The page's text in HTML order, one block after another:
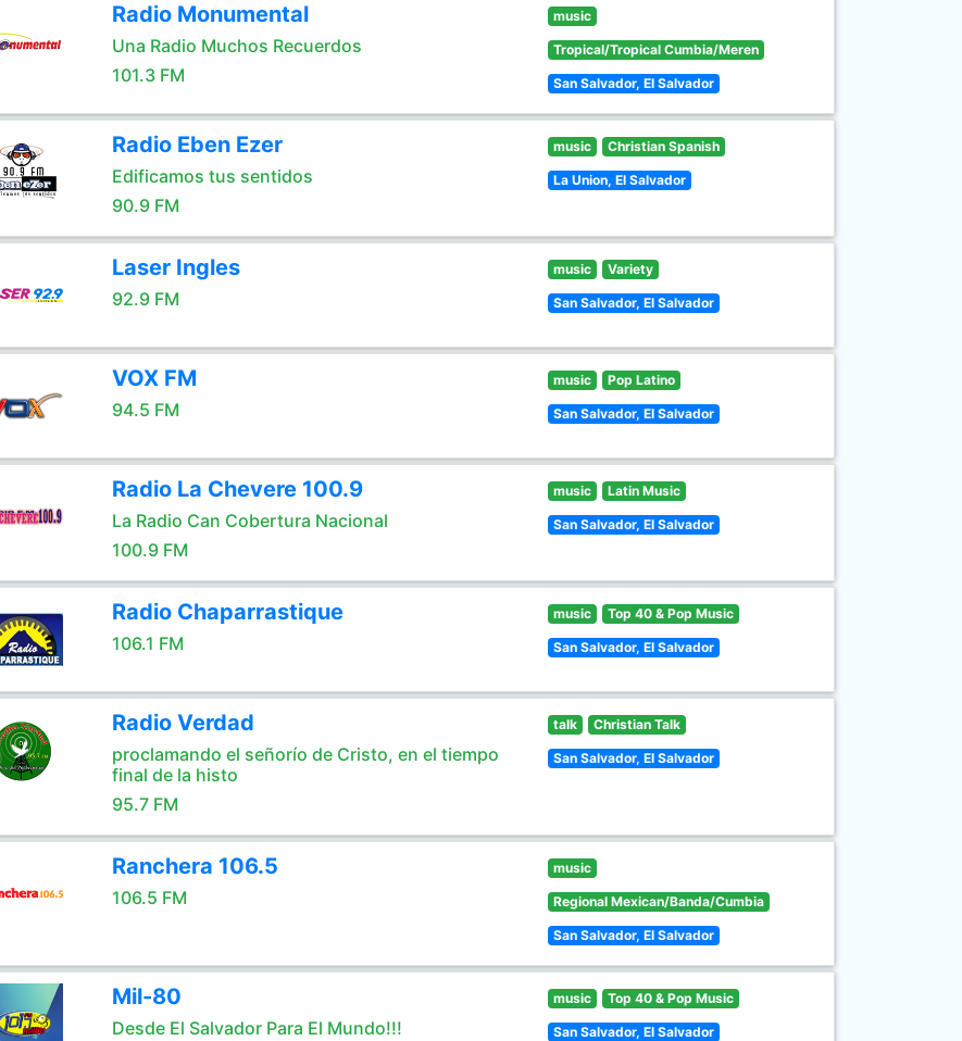
Radio Monumental
Una Radio Muchos Recuerdos
101.3 FM
music
Tropical/Tropical Cumbia/Meren
San Salvador, El Salvador
Radio Eben Ezer
Edificamos tus sentidos
90.9 FM
music Christian Spanish
La Union, El Salvador
Laser Ingles
92.9 FM
music Variety
San Salvador, El Salvador
VOX FM
94.5 FM
music Pop Latino
San Salvador, El Salvador
Radio La Chevere 100.9
La Radio Can Cobertura Nacional
100.9 FM
music Latin Music
San Salvador, El Salvador
Radio Chaparrastique
106.1 FM
music Top 40 & Pop Music
San Salvador, El Salvador
Radio Verdad
proclamando el señorío de Cristo, en el tiempo
final de la histo
95.7 FM
talk Christian Talk
San Salvador, El Salvador
Ranchera 106.5
106.5 FM
music
Regional Mexican/Banda/Cumbia
San Salvador, El Salvador
Mil-80
Desde El Salvador Para El Mundo!!!
music Top 40 & Pop Music
San Salvador, El Salvador